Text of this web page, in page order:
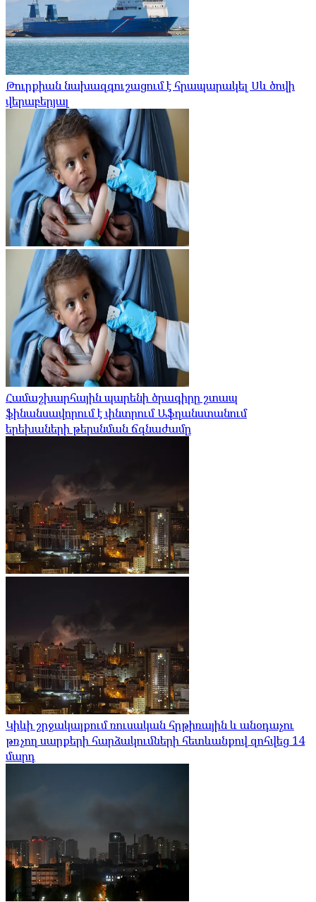
Թուրքիան նախազգուշացում է հրապարակել Սև ծովի
վերաբերյալ
Համաշխարհային պարենի ծրագիրը շտապ
ֆինանսավորում է փնտրում Աֆղանստանում
երեխաների թերսնման ճգնաժամը
Կիևի շրջակայքում ռուսական հրթիռային և անօդաչու
թռչող սարքերի հարձակումների հետևանքով զոհվեց 14
մարդ